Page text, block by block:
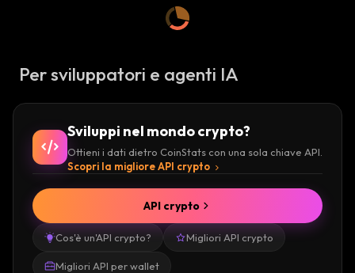
Per sviluppatori e agenti IA
Sviluppi nel mondo crypto?
Ottieni i dati dietro CoinStats con una sola chiave API.
Scopri la migliore API crypto
Cos'è un'API crypto? Migliori API crypto
Migliori API per wallet
API crypto